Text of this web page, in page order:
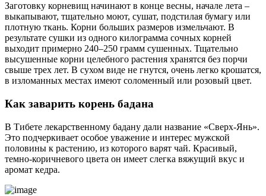
Заготовку корневищ начинают в конце весны, начале лета –
выкапывают, тщательно моют, сушат, подстилая бумагу или
плотную ткань. Корни больших размеров измельчают. В
результате сушки из одного килограмма сочных корней
выходит примерно 240–250 грамм сушенных. Тщательно
высушенные корни целебного растения хранятся без порчи
свыше трех лет. В сухом виде не гнутся, очень легко крошатся,
в изломанных местах имеют соломенный или розовый цвет.
Как заварить корень бадана
В Тибете лекарственному бадану дали название «Сверх-Янь».
Это подчеркивает особое уважение и интерес мужской
половины к растению, из которого варят чай. Красивый,
темно-коричневого цвета он имеет слегка вяжущий вкус и
аромат кедра.